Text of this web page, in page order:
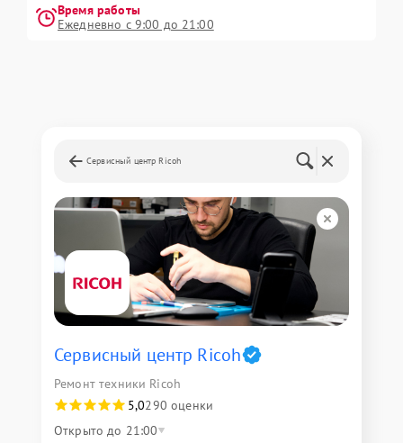
Время работы
Ежедневно с 9:00 до 21:00
Сервисный центр Ricoh
Сервисный центр Ricoh
Ремонт техники Ricoh
5,0290 оценки
Открыто до 21:00